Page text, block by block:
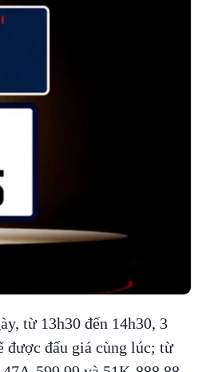
từ 13h30 đến 14h30, 3
được đấu giá cùng lúc; từ